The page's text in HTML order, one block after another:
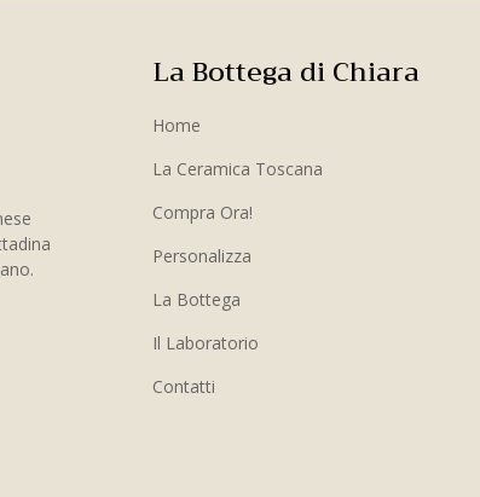
La Bottega di Chiara
Home
La Ceramica Toscana
Compra Ora!
Personalizza
La Bottega
Il Laboratorio
Contatti